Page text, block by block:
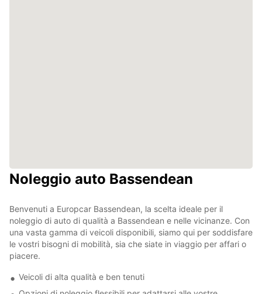
Noleggio auto Bassendean
Benvenuti a Europcar Bassendean, la scelta ideale per il
noleggio di auto di qualità a Bassendean e nelle vicinanze. Con
una vasta gamma di veicoli disponibili, siamo qui per soddisfare
le vostri bisogni di mobilità, sia che siate in viaggio per affari o
piacere.
Veicoli di alta qualità e ben tenuti